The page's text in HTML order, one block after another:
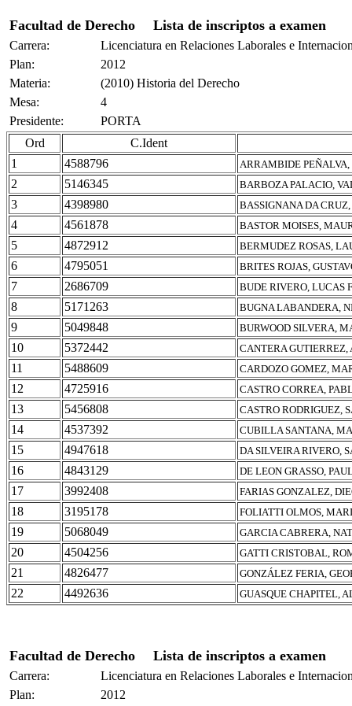
Facultad de Derecho Lista de inscriptos a examen
Carrera:
Licenciatura en Relaciones Laborales e
Plan:
2012
Materia:
(2010) Historia del Derecho
Mesa:
4
Presidente:
PORTA
Ord
C.Ident
1
4588796 ARRAMBIDE
2 5146345 BARBOZA PALACIO,
3 4398980 BASSIGNANA DA
4 4561878 BASTOR MOISES,
5 4872912 BERMUDEZ ROSAS,
6 4795051 BRITES ROJAS,
7 2686709 BUDE RIVERO, LUCAS
8 5171263 BUGNA LABANDERA,
9 5049848 BURWOOD SILVERA,
10 5372442 CANTERA GUTIERREZ,
11 5488609 CARDOZO GOMEZ,
12 4725916 CASTRO CORREA,
13 5456808 CASTRO RODRIGUEZ,
14 4537392 CUBILLA SANTANA,
15 4947618 DA SILVEIRA RIVERO,
16 4843129 DE LEON GRASSO,
17 3992408 FARIAS GONZALEZ,
18 3195178 FOLIATTI OLMOS,
19 5068049 GARCIA CABRERA,
20 4504256 GATTI CRISTOBAL,
21 4826477 GONZÁLEZ FERIA,
22 4492636 GUASQUE CHAPITEL,
Facultad de Derecho Lista de inscriptos a examen
Carrera:
Licenciatura en Relaciones Laborales e
Plan:
2012